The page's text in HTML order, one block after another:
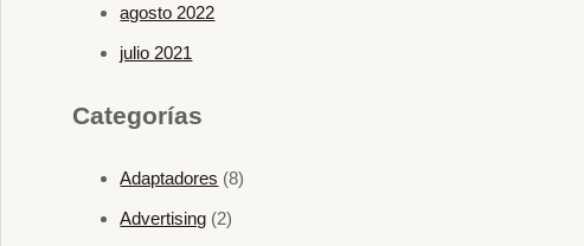
agosto 2022
julio 2021
Categorías
Adaptadores (8)
Advertising (2)